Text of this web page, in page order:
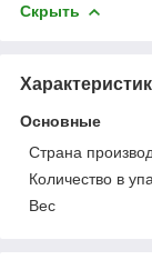
Скрыть
Основные
Страна
Количество в
Вес